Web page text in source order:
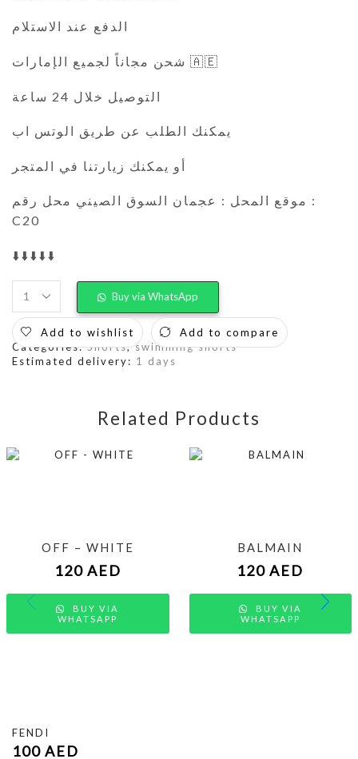
الدفع عند الاستلام
شحن مجاناً لجميع الإمارات 🇦🇪
التوصيل خلال 24 ساعة
يمكنك الطلب عن طريق الوتس اب
أو يمكنك زيارتنا في المتجر
موقع المحل : عجمان السوق الصيني محل رقم :
C20
⬇️⬇️⬇️⬇️⬇️
Buy via WhatsApp
Add to wishlist
Add to compare
Categories:Shorts,swimming shorts
Estimated delivery: 1 days
Related Products
OFF – WHITE
120 AED
BUY VIA
WHATSAPP
BALMAIN
120AED
BUY VIA
WHATSAPP
FENDI
100 AED